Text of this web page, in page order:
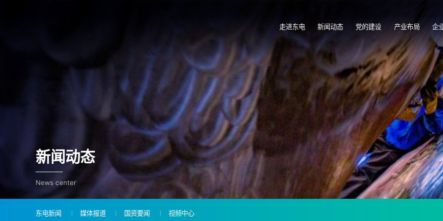
走进东电 新闻动态 党的建设 产业布局 企
新闻动态
News center
东电新闻 媒体报道 国资要闻 视频中心